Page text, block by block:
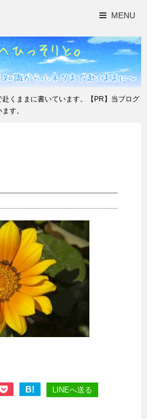
MENU
くままに書いています。【PR】当ブログ
す。
B! LINEへ送る